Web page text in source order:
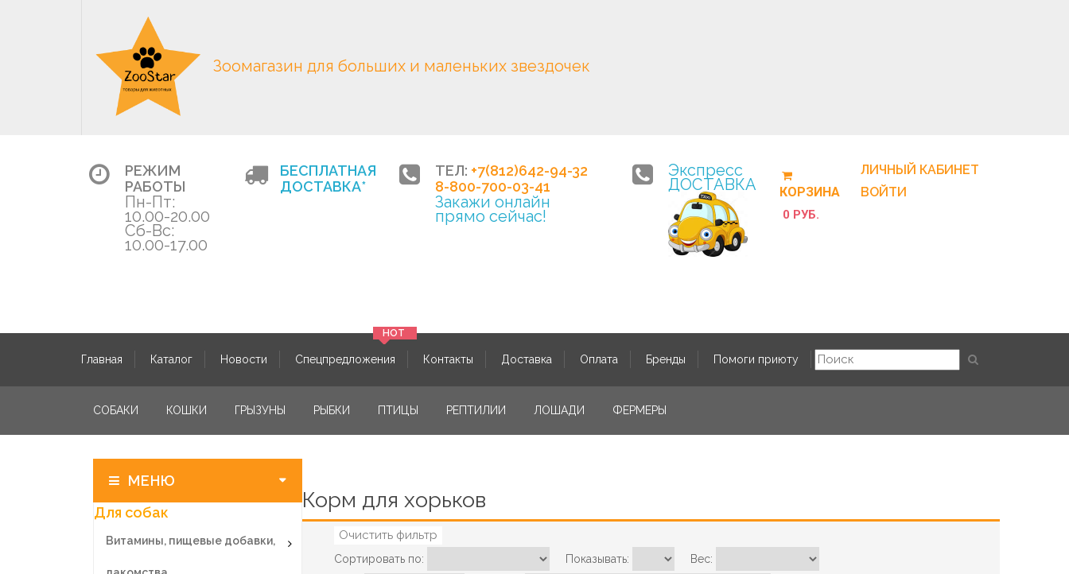
Зоомагазин для больших и маленьких звездочек
РЕЖИМ
РАБОТЫ
Пн-Пт:
10.00-20.00
Сб-Вс:
10.00-17.00
БЕСПЛАТНАЯ
ДОСТАВКА*
ТЕЛ: +7(812)642-94-32
8-800-700-03-41
Закажи онлайн
прямо сейчас!
Экспресс
ДОСТАВКА КОРЗИНА
0 РУБ.
ЛИЧНЫЙ КАБИНЕТ
ВОЙТИ
Главная Каталог Новости Спецпредложения Контакты Доставка Оплата Бренды Помоги приюту
СОБАКИ КОШКИ ГРЫЗУНЫ РЫБКИ ПТИЦЫ РЕПТИЛИИ ЛОШАДИ ФЕРМЕРЫ
МЕНЮ
Для собак
Витамины, пищевые добавки,
Корм для хорьков
Очистить фильтр
Сортировать по: Показывать: Вес: